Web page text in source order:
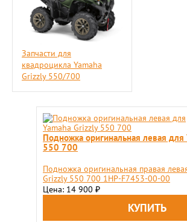
Запчасти для
квадроцикла Yamaha
Grizzly 550/700
Подножка оригинальная левая для
550 700
Подножка оригинальная правая
Grizzly 550 700 1HP-F7453-00-00
Цена: 14 900 ₽